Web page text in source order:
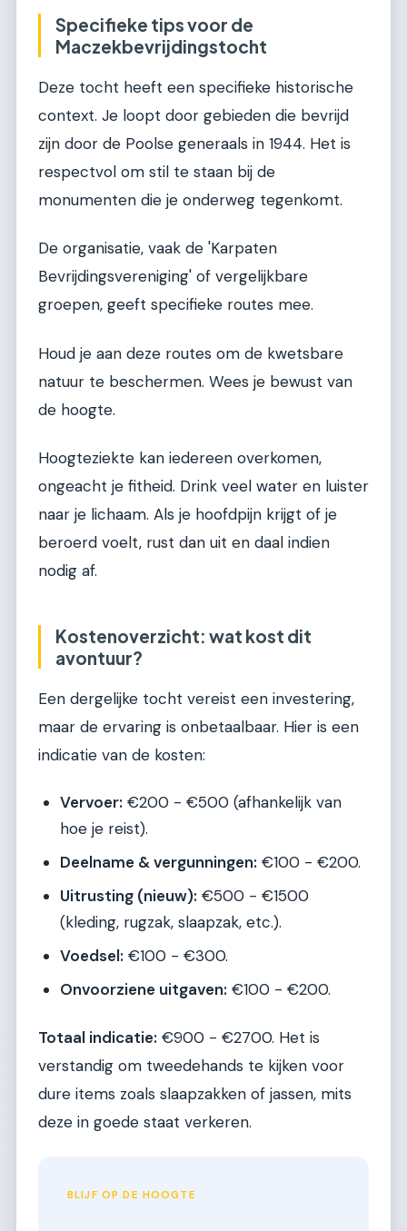
Specifieke tips voor de
Maczekbevrijdingstocht
Deze tocht heeft een specifieke historische
context. Je loopt door gebieden die bevrijd
zijn door de Poolse generaals in 1944. Het is
respectvol om stil te staan bij de
monumenten die je onderweg tegenkomt.
De organisatie, vaak de 'Karpaten
Bevrijdingsvereniging' of vergelijkbare
groepen, geeft specifieke routes mee.
Houd je aan deze routes om de kwetsbare
natuur te beschermen. Wees je bewust van
de hoogte.
Hoogteziekte kan iedereen overkomen,
ongeacht je fitheid. Drink veel water en luister
naar je lichaam. Als je hoofdpijn krijgt of je
beroerd voelt, rust dan uit en daal indien
nodig af.
Kostenoverzicht: wat kost dit
avontuur?
Een dergelijke tocht vereist een investering,
maar de ervaring is onbetaalbaar. Hier is een
indicatie van de kosten:
Vervoer: €200 - €500 (afhankelijk van
hoe je reist).
Deelname & vergunningen: €100 - €200.
Uitrusting (nieuw): €500 - €1500
(kleding, rugzak, slaapzak, etc.).
Voedsel: €100 - €300.
Onvoorziene uitgaven: €100 - €200.
Totaal indicatie: €900 - €2700. Het is
verstandig om tweedehands te kijken voor
dure items zoals slaapzakken of jassen, mits
deze in goede staat verkeren.
BLIJF OP DE HOOGTE